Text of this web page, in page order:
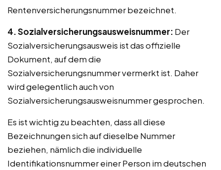
Rentenversicherungsnummer bezeichnet.
4. Sozialversicherungsausweisnummer: Der
Sozialversicherungsausweis ist das offizielle
Dokument, auf dem die
Sozialversicherungsnummer vermerkt ist. Daher
wird gelegentlich auch von
Sozialversicherungsausweisnummer gesprochen.
Es ist wichtig zu beachten, dass all diese
Bezeichnungen sich auf dieselbe Nummer
beziehen, nämlich die individuelle
Identifikationsnummer einer Person im deutschen